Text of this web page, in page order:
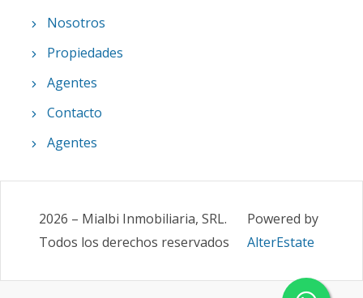
Nosotros
Propiedades
Agentes
Contacto
Agentes
2026 – Mialbi Inmobiliaria, SRL.
Todos los derechos reservados
Powered by
AlterEstate